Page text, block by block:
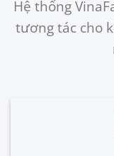
Hệ thống
tương tác cho